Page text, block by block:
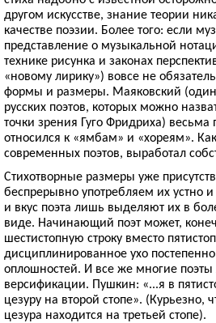
другом искусстве, знание теории
качестве поэзии. Более того: если
представление о музыкальной
технике рисунка и законах
«новому лирику») вовсе не
формы и размеры. Маяковский
русских поэтов, которых можно
точки зрения Гуго Фридриха)
относился к «ямбам» и «хореям».
современных поэтов, выработал
Стихотворные размеры уже
беспрерывно употребляем их устно
и вкус поэта лишь выделяют их в
виде. Начинающий поэт может,
шестистопную строку вместо
дисциплинированное ухо постепенно
оплошностей. И все же многие
версификации. Пушкин: «...я в
цезуру на второй стопе». (Курьезно,
цезура находится на третьей стопе).